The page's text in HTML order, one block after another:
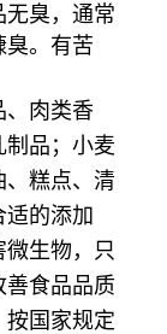
无臭，通常
臭。有苦
、肉类香
制品；小麦
、糕点、清
适的添加
生物，只
善食品品质
按国家规定